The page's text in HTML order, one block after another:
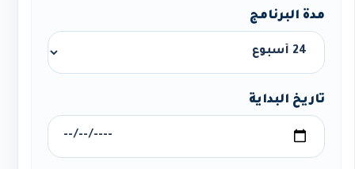
مدة البرنامج
تاريخ البداية